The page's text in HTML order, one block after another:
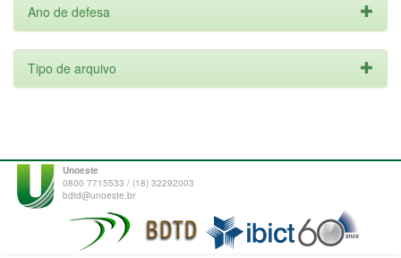
Ano de defesa
Tipo de arquivo
Unoeste
0800 7715533 / (18) 32292003
bdtd@unoeste.br